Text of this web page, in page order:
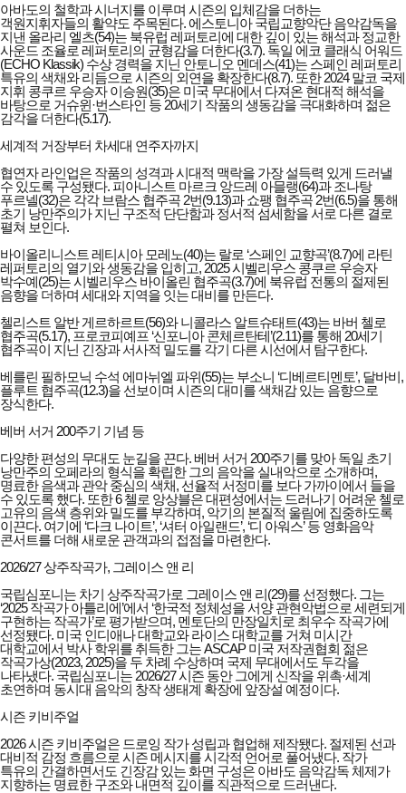
아바도의 철학과 시너지를 이루며 시즌의 입체감을 더하는
객원지휘자들의 활약도 주목된다. 에스토니아 국립교향악단 음악감독을
지낸 올라리 엘츠(54)는 북유럽 레퍼토리에 대한 깊이 있는 해석과 정교한
사운드 조율로 레퍼토리의 균형감을 더한다(3.7). 독일 에코 클래식 어워드
(ECHO Klassik) 수상 경력을 지닌 안토니오 멘데스(41)는 스페인 레퍼토리
특유의 색채와 리듬으로 시즌의 외연을 확장한다(8.7). 또한 2024 말코 국제
지휘 콩쿠르 우승자 이승원(35)은 미국 무대에서 다져온 현대적 해석을
바탕으로 거슈윈·번스타인 등 20세기 작품의 생동감을 극대화하며 젊은
감각을 더한다(5.17).
세계적 거장부터 차세대 연주자까지
협연자 라인업은 작품의 성격과 시대적 맥락을 가장 설득력 있게 드러낼
수 있도록 구성됐다. 피아니스트 마르크 앙드레 아믈랭(64)과 조나탕
푸르넬(32)은 각각 브람스 협주곡 2번(9.13)과 쇼팽 협주곡 2번(6.5)을 통해
초기 낭만주의가 지닌 구조적 단단함과 정서적 섬세함을 서로 다른 결로
펼쳐 보인다.
바이올리니스트 레티시아 모레노(40)는 랄로 ‘스페인 교향곡’(8.7)에 라틴
레퍼토리의 열기와 생동감을 입히고, 2025 시벨리우스 콩쿠르 우승자
박수예(25)는 시벨리우스 바이올린 협주곡(3.7)에 북유럽 전통의 절제된
음향을 더하며 세대와 지역을 잇는 대비를 만든다.
첼리스트 알반 게르하르트(56)와 니콜라스 알트슈태트(43)는 바버 첼로
협주곡(5.17), 프로코피예프 ‘신포니아 콘체르탄테’(2.11)를 통해 20세기
협주곡이 지닌 긴장과 서사적 밀도를 각기 다른 시선에서 탐구한다.
베를린 필하모닉 수석 에마뉘엘 파위(55)는 부소니 ‘디베르티멘토’, 달바비,
플루트 협주곡(12.3)을 선보이며 시즌의 대미를 색채감 있는 음향으로
장식한다.
베버 서거 200주기 기념 등
다양한 편성의 무대도 눈길을 끈다. 베버 서거 200주기를 맞아 독일 초기
낭만주의 오페라의 형식을 확립한 그의 음악을 실내악으로 소개하며,
명료한 음색과 관악 중심의 색채, 선율적 서정미를 보다 가까이에서 들을
수 있도록 했다. 또한 6 첼로 앙상블은 대편성에서는 드러나기 어려운 첼로
고유의 음색 층위와 밀도를 부각하며, 악기의 본질적 울림에 집중하도록
이끈다. 여기에 ‘다크 나이트’, ‘셔터 아일랜드’, ‘디 아워스’ 등 영화음악
콘서트를 더해 새로운 관객과의 접점을 마련한다.
2026/27 상주작곡가, 그레이스 앤 리
국립심포니는 차기 상주작곡가로 그레이스 앤 리(29)를 선정했다. 그는
‘2025 작곡가 아틀리에’에서 ‘한국적 정체성을 서양 관현악법으로 세련되게
구현하는 작곡가’로 평가받으며, 멘토단의 만장일치로 최우수 작곡가에
선정됐다. 미국 인디애나 대학교와 라이스 대학교를 거쳐 미시간
대학교에서 박사 학위를 취득한 그는 ASCAP 미국 저작권협회 젊은
작곡가상(2023, 2025)을 두 차례 수상하며 국제 무대에서도 두각을
나타냈다. 국립심포니는 2026/27 시즌 동안 그에게 신작을 위촉·세계
초연하며 동시대 음악의 창작 생태계 확장에 앞장설 예정이다.
시즌 키비주얼
2026 시즌 키비주얼은 드로잉 작가 성립과 협업해 제작됐다. 절제된 선과
대비적 감정 흐름으로 시즌 메시지를 시각적 언어로 풀어냈다. 작가
특유의 간결하면서도 긴장감 있는 화면 구성은 아바도 음악감독 체제가
지향하는 명료한 구조와 내면적 깊이를 직관적으로 드러낸다.